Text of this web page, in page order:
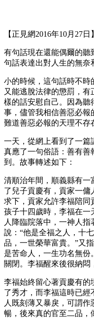
【正見網2016年10月27日】
有句話現在還能偶爾的聽
句話表達出對人生的無奈
小的時候，這句話時不時
又能逃脫法律的懲罰，
樣的話安慰自己。因為聽
事，儘管我相信善惡必報
難道善惡必報的天理不存
一天，從網上看到了一篇
真應了一句俗語：善有善
到。故事轉述如下：
清順治年間，順義縣有一
了兒子貢慶有，貢家一
求下，貢家允許李福陪同
孩子十四歲時，李福在一
人降臨院落中，一神人指
說：“他是全福之人，十
品，一世榮華富貴。”又
是苦命人，一生功名無份
關閉。李福醒來後很納悶
李福始終留心著貢慶有的
了秀才，而李福這時已經
人既刻薄又暴戾，可謂
暢，後來真的官至二品，